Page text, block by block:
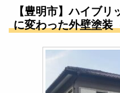
【豊明市】ハイブ
に変わった外壁塗装